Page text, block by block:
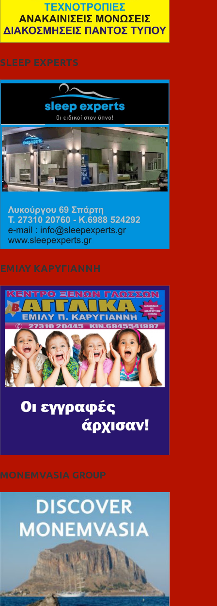
SLEEP EXPERTS
ΕΜΙΛΥ ΚΑΡΥΓΙΑΝΝΗ
MONEMVASIA GROUP